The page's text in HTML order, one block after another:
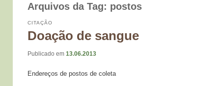
Arquivos da Tag: postos
Doação de sangue
CITAÇÃO
Publicado em 13.06.2013
Endereços de postos de coleta